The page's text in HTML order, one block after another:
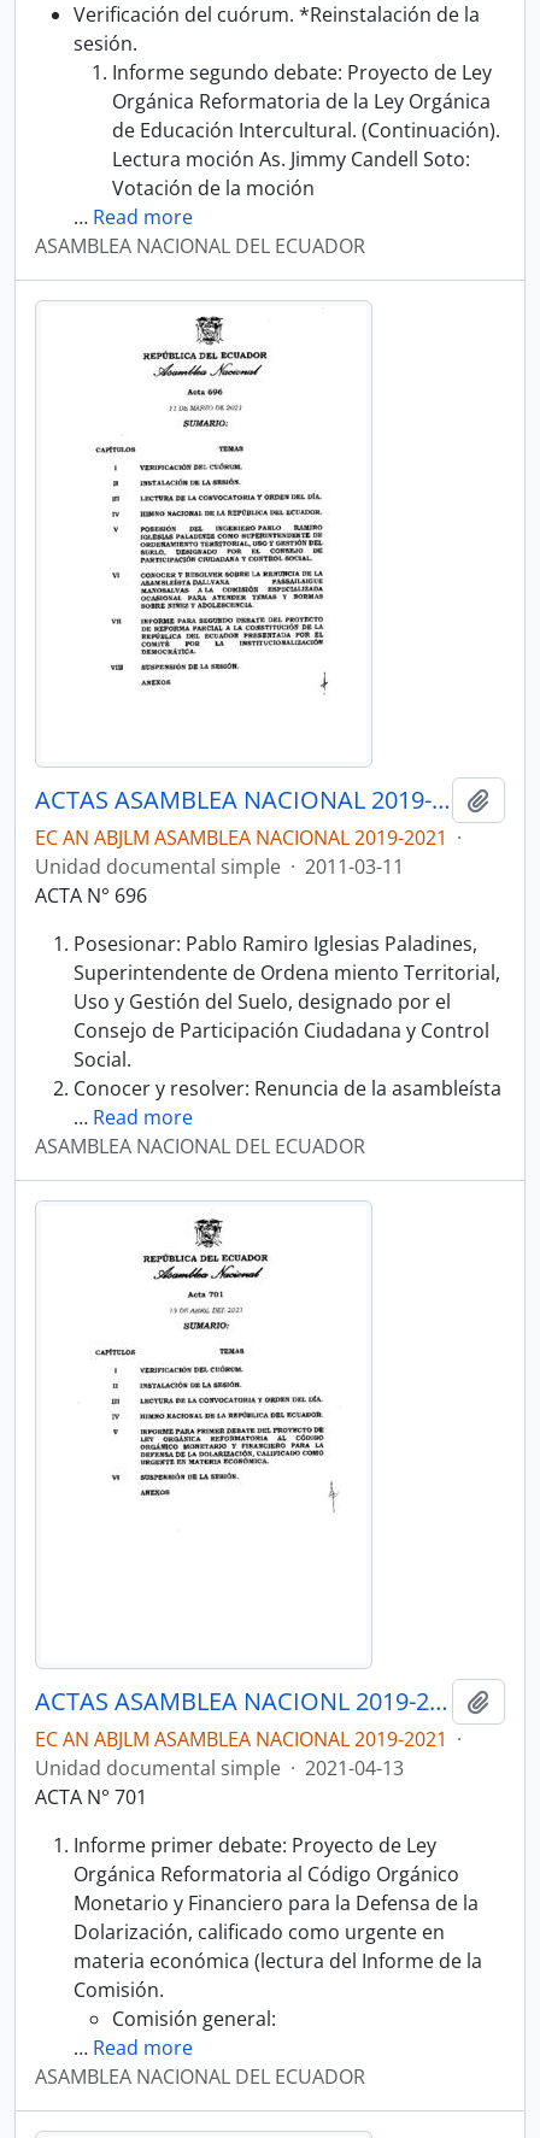
Verificación del cuórum. *Reinstalación de la
sesión.
Informe segundo debate: Proyecto de Ley
Orgánica Reformatoria de la Ley Orgánica
de Educación Intercultural. (Continuación).
Lectura moción As. Jimmy Candell Soto:
Votación de la moción
… Read more
ASAMBLEA NACIONAL DEL ECUADOR
ACTAS ASAMBLEA NACIONAL 2019-2021
EC AN ABJLM ASAMBLEA NACIONAL 2019-2021 ·
Unidad documental simple · 2011-03-11
ACTA N° 696
Posesionar: Pablo Ramiro Iglesias Paladines,
Superintendente de Ordena­ miento Territorial,
Uso y Gestión del Suelo, designado por el
Consejo de Participación Ciudadana y Control
Social.
Conocer y resolver: Renuncia de la asambleísta
… Read more
ASAMBLEA NACIONAL DEL ECUADOR
ACTAS ASAMBLEA NACIONL 2019-2021
EC AN ABJLM ASAMBLEA NACIONAL 2019-2021 ·
Unidad documental simple · 2021-04-13
ACTA N° 701
Informe primer debate: Proyecto de Ley
Orgánica Reformatoria al Código Orgánico
Monetario y Financiero para la Defensa de la
Dolarización, calificado como urgente en
materia económica (lectura del Informe de la
Comisión.
Comisión general:
… Read more
ASAMBLEA NACIONAL DEL ECUADOR